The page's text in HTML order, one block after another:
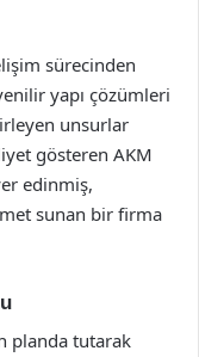
sürecinden
yapı çözümleri
unsurlar
gösteren AKM
edinmiş,
sunan bir firma
planda tutarak